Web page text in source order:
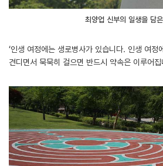
최양업 신부의 일생을 담
‘인생 여정에는 생로병사가 있습니다. 인생 여정
견디면서 묵묵히 걸으면 반드시 약속은 이루어집